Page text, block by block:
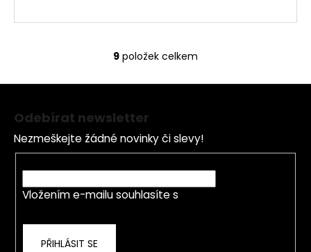
O
v
a
c
í
p
r
9 položek celkem
Odebírat newsletter
Nezmeškejte žádné novinky či slevy!
Vložením e-mailu souhlasíte s
PŘIHLÁSIT SE